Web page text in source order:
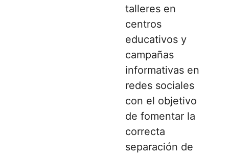
talleres en
centros
educativos y
campañas
informativas en
redes sociales
con el objetivo
de fomentar la
correcta
separación de